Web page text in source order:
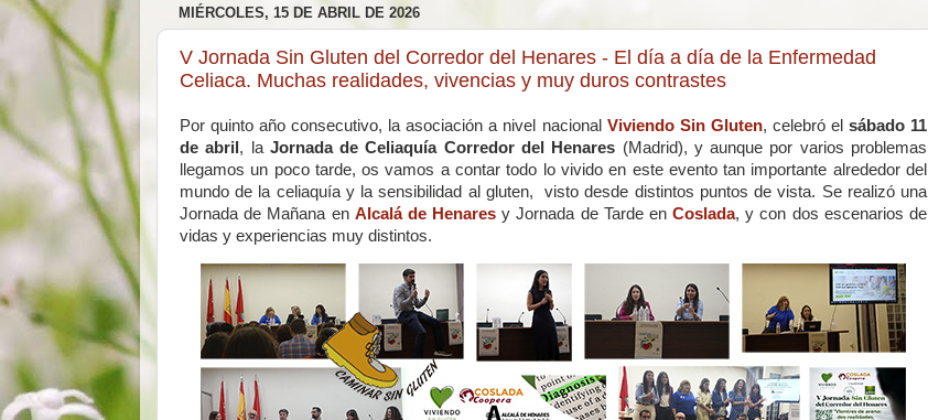
MIÉRCOLES, 15 DE ABRIL DE 2026
V Jornada Sin Gluten del Corredor del Henares - El día a día de la Enfermedad
Celiaca. Muchas realidades, vivencias y muy duros contrastes
Por quinto año consecutivo, la asociación a nivel nacional Viviendo Sin Gluten, celebró el sábado 11
de abril , la Jornada de Celiaquía Corredor del Henares (Madrid), y aunque por varios problemas
llegamos un poco tarde, os vamos a contar todo lo vivido en este evento tan importante alrededor del
mundo de la celiaquía y la sensibilidad al gluten, visto desde distintos puntos de vista. Se realizó una
Jornada de Mañana en Alcalá de Henares y Jornada de Tarde enCoslada, y con dos escenarios de
vidas y experiencias muy distintos.